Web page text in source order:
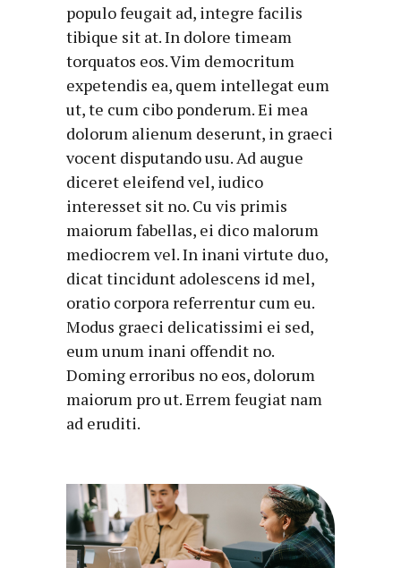
populo feugait ad, integre facilis
tibique sit at. In dolore timeam
torquatos eos. Vim democritum
expetendis ea, quem intellegat eum
ut, te cum cibo ponderum. Ei mea
dolorum alienum deserunt, in graeci
vocent disputando usu. Ad augue
diceret eleifend vel, iudico
interesset sit no. Cu vis primis
maiorum fabellas, ei dico malorum
mediocrem vel. In inani virtute duo,
dicat tincidunt adolescens id mel,
oratio corpora referrentur cum eu.
Modus graeci delicatissimi ei sed,
eum unum inani offendit no.
Doming erroribus no eos, dolorum
maiorum pro ut. Errem feugiat nam
ad eruditi.